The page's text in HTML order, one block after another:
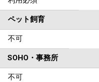
ペット飼育
不可
SOHO・事務所
不可